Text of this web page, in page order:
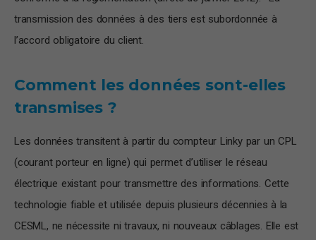
transmission des données à des tiers est subordonnée à
l’accord obligatoire du client.
Comment les données sont-elles
transmises ?
Les données transitent à partir du compteur Linky par un CPL
(courant porteur en ligne) qui permet d’utiliser le réseau
électrique existant pour transmettre des informations. Cette
technologie fiable et utilisée depuis plusieurs décennies à la
CESML, ne nécessite ni travaux, ni nouveaux câblages. Elle est